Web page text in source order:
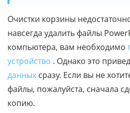
Очистки корзины
навсегда удалить файлы
компьютера, вам необходимо
устройство . Однако это
данных сразу. Если вы не
файлы, пожалуйста, сначала
копию.